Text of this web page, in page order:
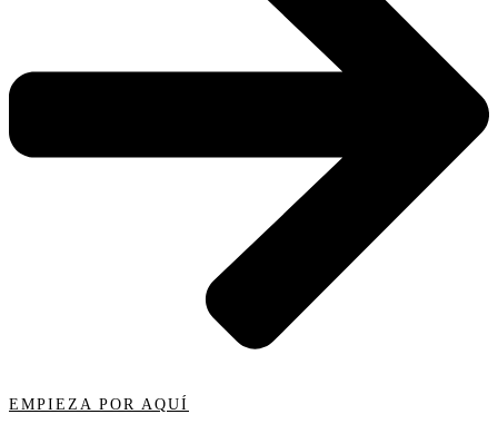
EMPIEZA POR AQUÍ